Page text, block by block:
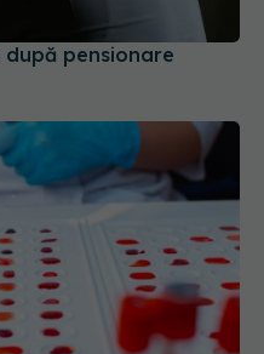
pensionare